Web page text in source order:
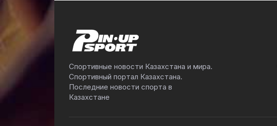
Спортивные новости Казахстана и мира.
Спортивный портал Казахстана.
Последние новости спорта в
Казахстане